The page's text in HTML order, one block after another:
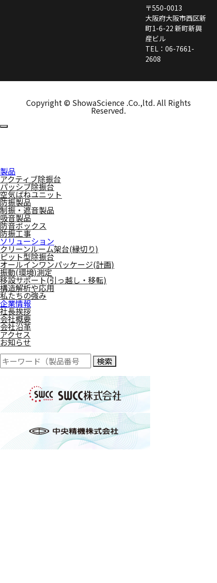
〒550-0013
大阪府大阪市西区新
町1-6-22 新町新興
産ビル
TEL：06-7661-
2608
Copyright © ShowaScience .Co.,ltd. All Rights
Reserved.
製品
アクティブ除振台
パッシブ除振台
空気ばねユニット
防振製品
制振・遮音製品
吸音製品
防音ボックス
防振工事
ソリューション
クリーンルーム架台(縁切り)
ピット型除振台
オールインワンパッケージ(計画)
振動(環境)測定
移設サポート(引っ越し・移転)
構造解析や応用
私たちの強み
企業情報
社長挨拶
会社概要
会社沿革
アクセス
お知らせ
検索